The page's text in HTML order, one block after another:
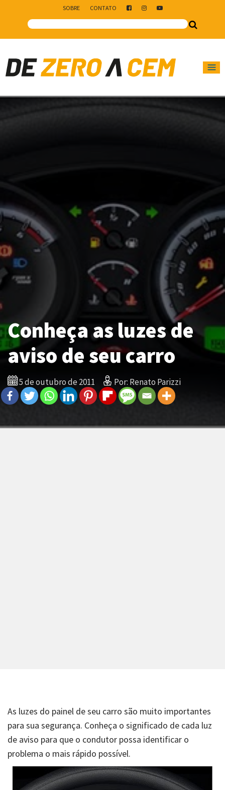
SOBRE CONTATO
Main Navigation
Conheça as luzes de
aviso de seu carro
5 de outubro de 2011 Por: Renato Parizzi
As luzes do painel de seu carro são muito importantes
para sua segurança. Conheça o significado de cada luz
de aviso para que o condutor possa identificar o
problema o mais rápido possível.